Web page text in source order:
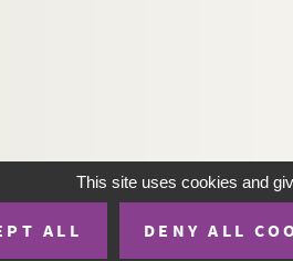
This site uses cookies and
ALL DENY ALL